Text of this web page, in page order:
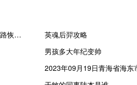
2023-11-17 22:00： S1济聊高速冠县站入口，缓行现象解除，道路恢复畅通。 A64idDYy ​​​
英魂后羿攻略
男孩多大年纪变帅